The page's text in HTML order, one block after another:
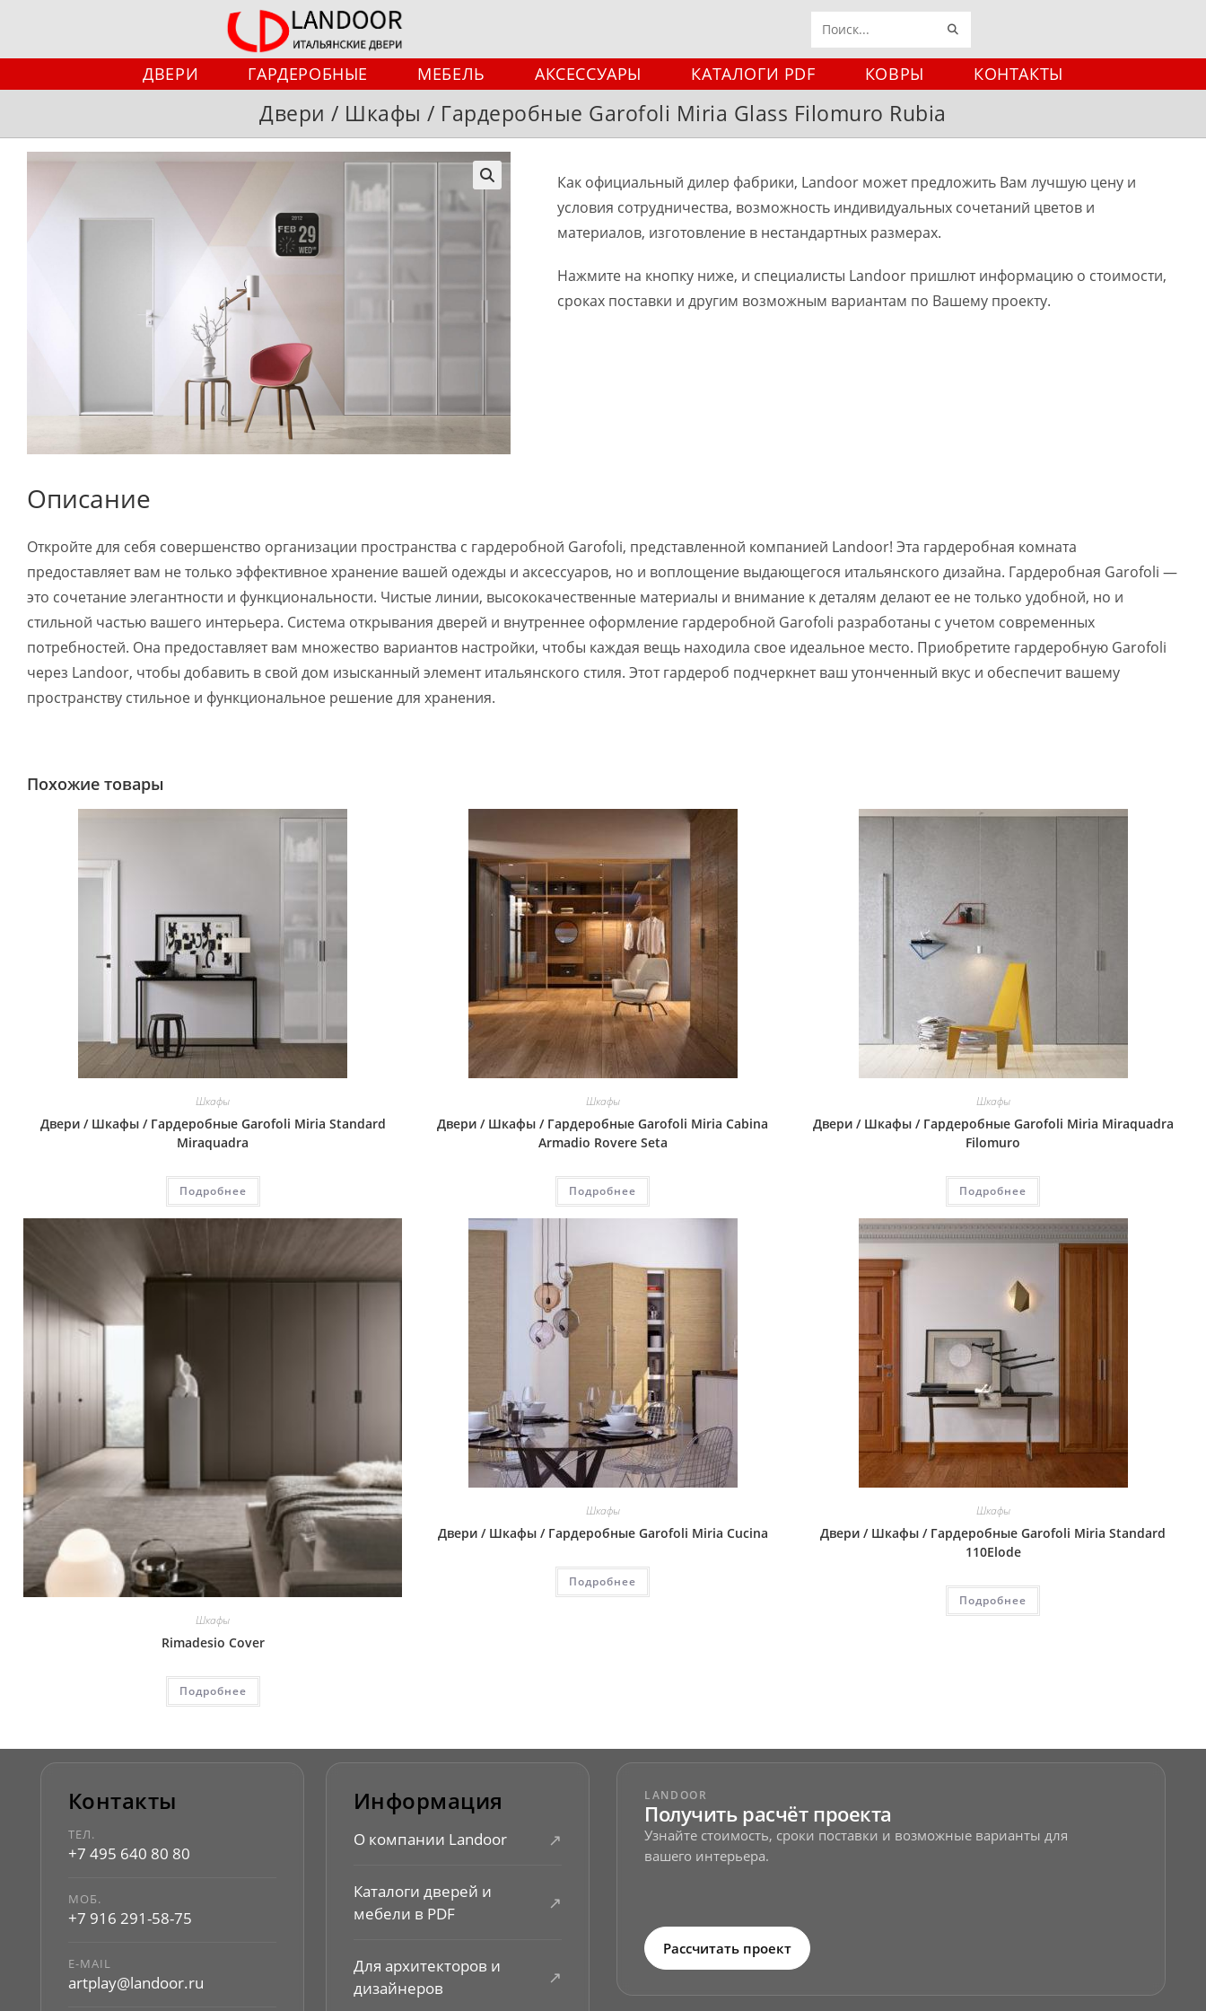
содержимому
Поиск
ДВЕРИ ГАРДЕРОБНЫЕ МЕБЕЛЬ АКСЕССУАРЫ КАТАЛОГИ PDF КОВРЫ КОНТАКТЫ
Двери / Шкафы / Гардеробные Garofoli Miria Glass Filomuro Rubia
🔍
Как официальный дилер фабрики, Landoor может предложить Вам лучшую цену и
условия сотрудничества, возможность индивидуальных сочетаний цветов и
материалов, изготовление в нестандартных размерах.
Нажмите на кнопку ниже, и специалисты Landoor пришлют информацию о стоимости,
сроках поставки и другим возможным вариантам по Вашему проекту.
Описание
Откройте для себя совершенство организации пространства с гардеробной Garofoli, представленной компанией Landoor! Эта гардеробная комната
предоставляет вам не только эффективное хранение вашей одежды и аксессуаров, но и воплощение выдающегося итальянского дизайна. Гардеробная Garofoli —
это сочетание элегантности и функциональности. Чистые линии, высококачественные материалы и внимание к деталям делают ее не только удобной, но и
стильной частью вашего интерьера. Система открывания дверей и внутреннее оформление гардеробной Garofoli разработаны с учетом современных
потребностей. Она предоставляет вам множество вариантов настройки, чтобы каждая вещь находила свое идеальное место. Приобретите гардеробную Garofoli
через Landoor, чтобы добавить в свой дом изысканный элемент итальянского стиля. Этот гардероб подчеркнет ваш утонченный вкус и обеспечит вашему
пространству стильное и функциональное решение для хранения.
Похожие товары
Шкафы
Двери / Шкафы / Гардеробные Garofoli Miria Standard
Miraquadra
Подробнее
Шкафы
Двери / Шкафы / Гардеробные Garofoli Miria Cabina
Armadio Rovere Seta
Подробнее
Шкафы
Двери / Шкафы / Гардеробные Garofoli Miria Miraquadra
Filomuro
Подробнее
Шкафы
Rimadesio Cover
Подробнее
Шкафы
Двери / Шкафы / Гардеробные Garofoli Miria Cucina
Подробнее
Шкафы
Двери / Шкафы / Гардеробные Garofoli Miria Standard
110Elode
Подробнее
Контакты
ТЕЛ.
+7 495 640 80 80
МОБ.
+7 916 291-58-75
E-MAIL
artplay@landoor.ru
Информация
О компании Landoor ↗
Каталоги дверей и
мебели в PDF
↗
Для архитекторов и
дизайнеров
↗
LANDOOR
Получить расчёт проекта
Узнайте стоимость, сроки поставки и возможные варианты для
вашего интерьера.
Рассчитать проект